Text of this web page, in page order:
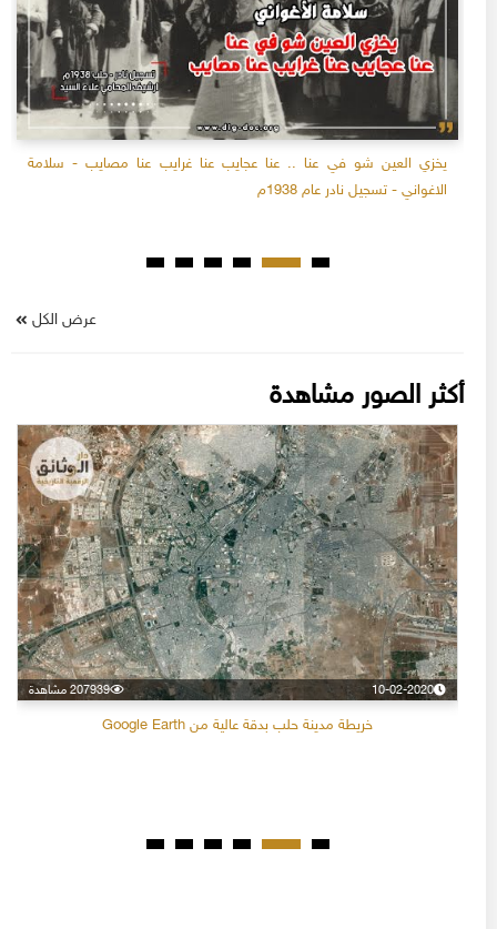
يخزي العين شو في عنا .. عنا عجايب عنا غرايب عنا مصايب - سلامة
الاغواني - تسجيل نادر عام 1938م
عرض الكل
أكثر الصور مشاهدة
10-02-2020 207939 مشاهدة
خريطة مدينة حلب بدقة عالية من Google Earth